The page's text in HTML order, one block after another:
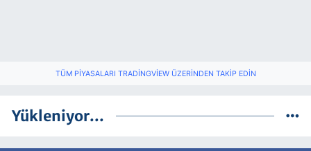
TÜM PIYASALARI TRADINGVIEW ÜZERINDEN TAKIP EDIN
Yükleniyor...